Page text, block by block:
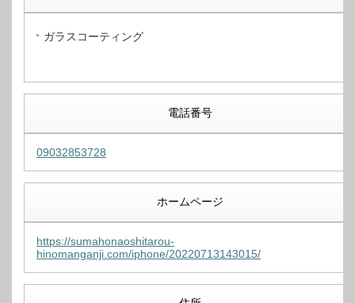
ガラスコーティング
電話番号
09032853728
ホームページ
https://sumahonaoshitarou-
hinomanganji.com/iphone/20220713143015/